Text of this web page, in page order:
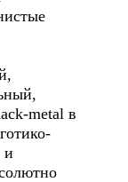
metal в
и